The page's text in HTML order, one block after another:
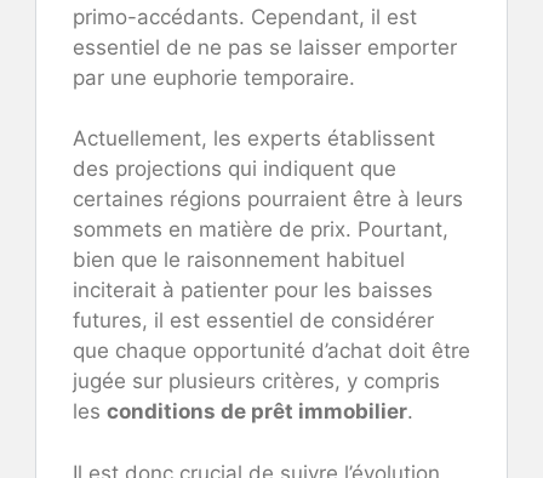
primo-accédants. Cependant, il est
essentiel de ne pas se laisser emporter
par une euphorie temporaire.
Actuellement, les experts établissent
des projections qui indiquent que
certaines régions pourraient être à leurs
sommets en matière de prix. Pourtant,
bien que le raisonnement habituel
inciterait à patienter pour les baisses
futures, il est essentiel de considérer
que chaque opportunité d’achat doit être
jugée sur plusieurs critères, y compris
les conditions de prêt immobilier.
Il est donc crucial de suivre l’évolution